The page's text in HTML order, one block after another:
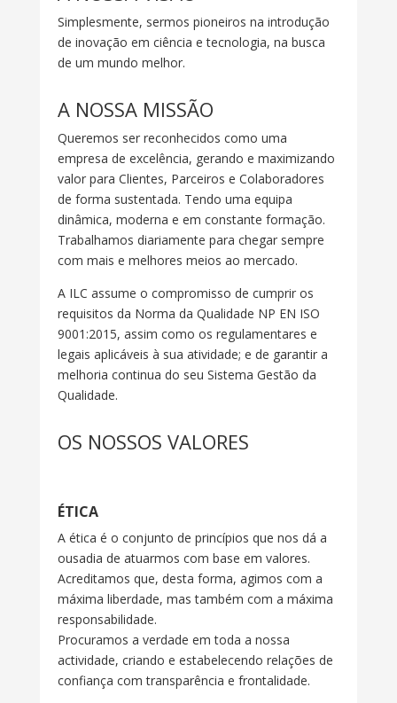
Simplesmente, sermos pioneiros na introdução
de inovação em ciência e tecnologia, na busca
de um mundo melhor.
A NOSSA MISSÃO
Queremos ser reconhecidos como uma
empresa de excelência, gerando e maximizando
valor para Clientes, Parceiros e Colaboradores
de forma sustentada. Tendo uma equipa
dinâmica, moderna e em constante formação.
Trabalhamos diariamente para chegar sempre
com mais e melhores meios ao mercado.
A ILC assume o compromisso de cumprir os
requisitos da Norma da Qualidade NP EN ISO
9001:2015, assim como os regulamentares e
legais aplicáveis à sua atividade; e de garantir a
melhoria continua do seu Sistema Gestão da
Qualidade.
OS NOSSOS VALORES
ÉTICA
A ética é o conjunto de princípios que nos dá a
ousadia de atuarmos com base em valores.
Acreditamos que, desta forma, agimos com a
máxima liberdade, mas também com a máxima
responsabilidade.
Procuramos a verdade em toda a nossa
actividade, criando e estabelecendo relações de
confiança com transparência e frontalidade.